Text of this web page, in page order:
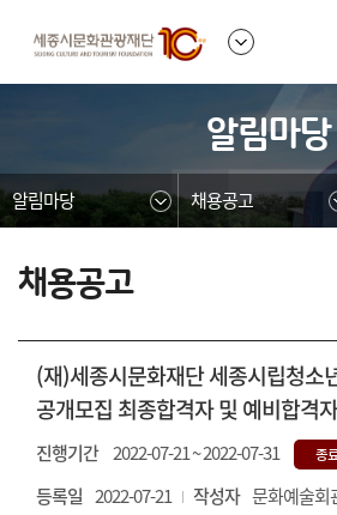
알림마당
알림마당 채용공고
채용공고
(재)세종시문화재단 세종시립청소
공개모집 최종합격자 및 예비합격
진행기간 2022-07-21 ~ 2022-07-31 종
등록일 2022-07-21 작성자 문화예술회